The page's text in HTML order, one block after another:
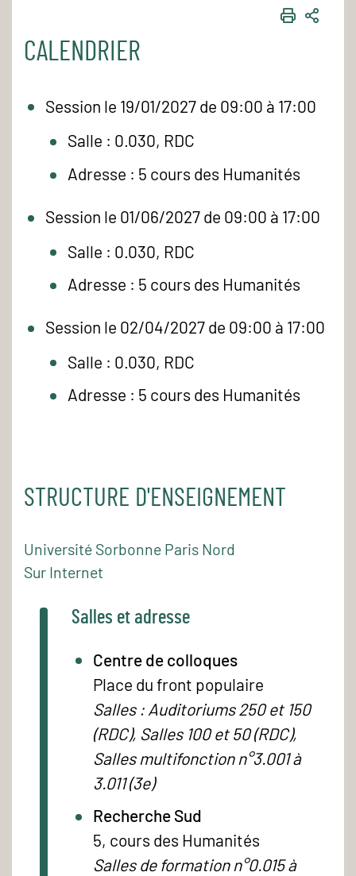
CALENDRIER
Session le 19/01/2027 de 09:00 à 17:00
Salle : 0.030, RDC
Adresse : 5 cours des Humanités
Session le 01/06/2027 de 09:00 à 17:00
Salle : 0.030, RDC
Adresse : 5 cours des Humanités
Session le 02/04/2027 de 09:00 à 17:00
Salle : 0.030, RDC
Adresse : 5 cours des Humanités
STRUCTURE D'ENSEIGNEMENT
Université Sorbonne Paris Nord
Sur Internet
Salles et adresse
Centre de colloques
Place du front populaire
Salles : Auditoriums 250 et 150
(RDC), Salles 100 et 50 (RDC),
Salles multifonction n°3.001 à
3.011 (3e)
Recherche Sud
5, cours des Humanités
Salles de formation n°0.015 à